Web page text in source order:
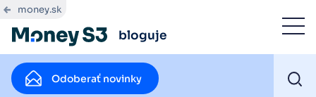
money.sk
bloguje
Odoberať novinky